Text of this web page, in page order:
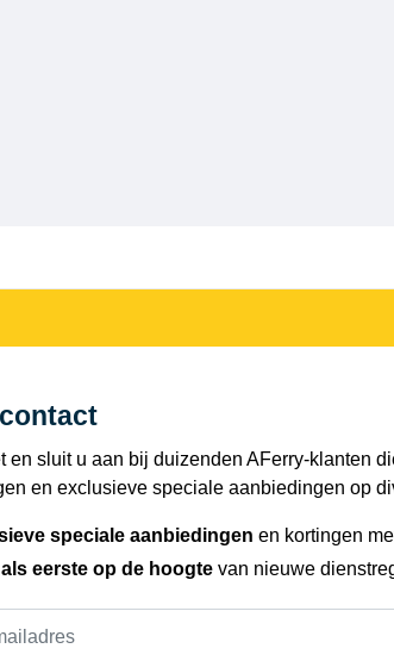
en sluit u aan bij duizenden AFerry-klanten
en exclusieve speciale aanbiedingen op
speciale aanbiedingen en kortingen
eerste op de hoogte van nieuwe